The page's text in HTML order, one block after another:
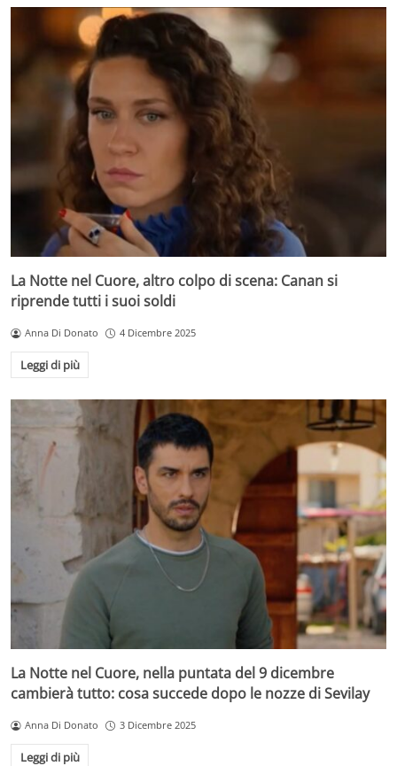
La Notte nel Cuore, altro colpo di scena: Canan si
riprende tutti i suoi soldi
Anna Di Donato 4 Dicembre 2025
Leggi di più
La Notte nel Cuore, nella puntata del 9 dicembre
cambierà tutto: cosa succede dopo le nozze di Sevilay
Anna Di Donato 3 Dicembre 2025
Leggi di più